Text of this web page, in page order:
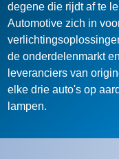
degene die rijdt af te
Automotive zich in
de onderdelenmarkt
leveranciers van
elke drie auto's op
lampen.